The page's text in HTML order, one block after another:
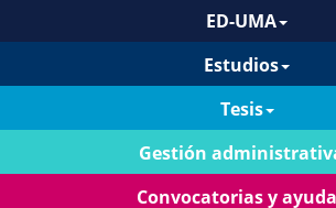
ED-UMA
Estudios
Tesis
Gestión
Convocatorias y